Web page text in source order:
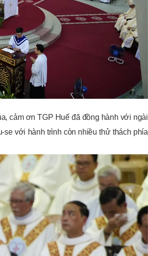
cảm ơn TGP Huế đã đồng hành với ngài
với hành trình còn nhiều thử thách phía